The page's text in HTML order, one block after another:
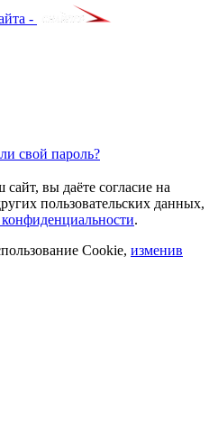
-
свой пароль?
вы даёте согласие на
пользовательских данных,
.
Cookie, изменив